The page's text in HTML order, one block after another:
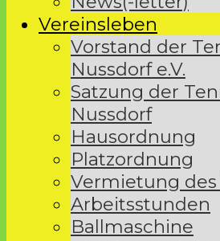
Vereinsleben
Vorstand der
Nussdorf e.V.
Satzung der
Nussdorf
Hausordnung
Platzordnung
Vermietung
Arbeitsstunden
Ballmaschine